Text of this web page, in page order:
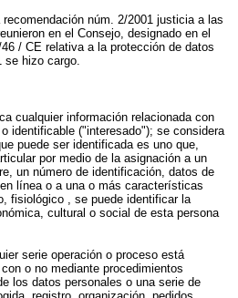
núm. 2/2001 justicia a las
en el Consejo, designado en el
/ CE relativa a la protección de datos
se hizo cargo.
cualquier información relacionada con
identificable ("interesado"); se considera
puede ser identificada es uno que,
por medio de la asignación a un
un número de identificación, datos de
línea o a una o más características
fisiológico , se puede identificar la
cultural o social de esta persona
serie operación o proceso está
o no mediante procedimientos
los datos personales o una serie de